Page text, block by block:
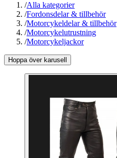
/Alla kategorier
/Fordonsdelar & tillbehör
/Motorcykeldelar & tillbehör
/Motorcykelutrustning
/Motorcykeljackor
Hoppa över karusell